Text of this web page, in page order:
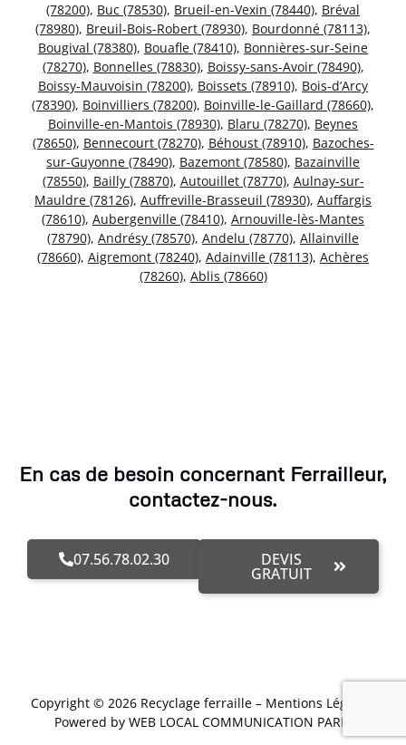
(78200), Buc (78530), Brueil-en-Vexin (78440), Bréval
(78980), Breuil-Bois-Robert (78930), Bourdonné (78113),
Bougival (78380), Bouafle (78410), Bonnières-sur-Seine
(78270), Bonnelles (78830), Boissy-sans-Avoir (78490),
Boissy-Mauvoisin (78200), Boissets (78910), Bois-d’Arcy
(78390), Boinvilliers (78200), Boinville-le-Gaillard (78660),
Boinville-en-Mantois (78930), Blaru (78270), Beynes
(78650), Bennecourt (78270), Béhoust (78910), Bazoches-
sur-Guyonne (78490), Bazemont (78580), Bazainville
(78550), Bailly (78870), Autouillet (78770), Aulnay-sur-
Mauldre (78126), Auffreville-Brasseuil (78930), Auffargis
(78610), Aubergenville (78410), Arnouville-lès-Mantes
(78790), Andrésy (78570), Andelu (78770), Allainville
(78660), Aigremont (78240), Adainville (78113), Achères
(78260), Ablis (78660)
En cas de besoin concernant Ferrailleur,
contactez-nous.
07.56.78.02.30 DEVIS
GRATUIT
Copyright © 2026 Recyclage ferraille – Mentions Légales
Powered by WEB LOCAL COMMUNICATION PARIS